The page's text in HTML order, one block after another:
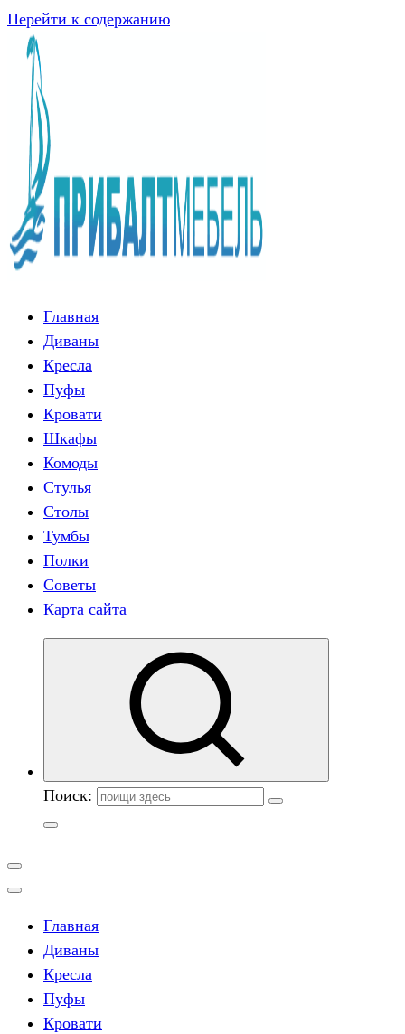
Перейти к содержанию
Главная
Диваны
Кресла
Пуфы
Кровати
Шкафы
Комоды
Стулья
Столы
Тумбы
Полки
Советы
Карта сайта
Поиск:
Главная
Диваны
Кресла
Пуфы
Кровати